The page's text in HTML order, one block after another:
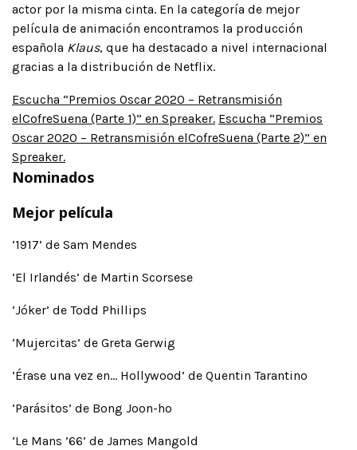
actor por la misma cinta. En la categoría de mejor
película de animación encontramos la producción
española Klaus, que ha destacado a nivel internacional
gracias a la distribución de Netflix.
Escucha “Premios Oscar 2020 – Retransmisión
elCofreSuena (Parte 1)” en Spreaker. Escucha “Premios
Oscar 2020 – Retransmisión elCofreSuena (Parte 2)” en
Spreaker.
Nominados
Mejor película
‘1917’ de Sam Mendes
‘El Irlandés’ de Martin Scorsese
‘Jóker’ de Todd Phillips
‘Mujercitas’ de Greta Gerwig
‘Érase una vez en… Hollywood’ de Quentin Tarantino
‘Parásitos’ de Bong Joon-ho
‘Le Mans ’66’ de James Mangold